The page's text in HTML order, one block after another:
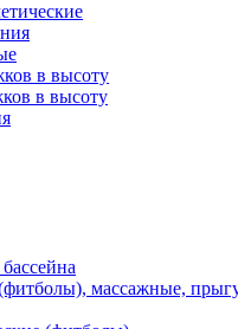
в высоту
в высоту
массажные,